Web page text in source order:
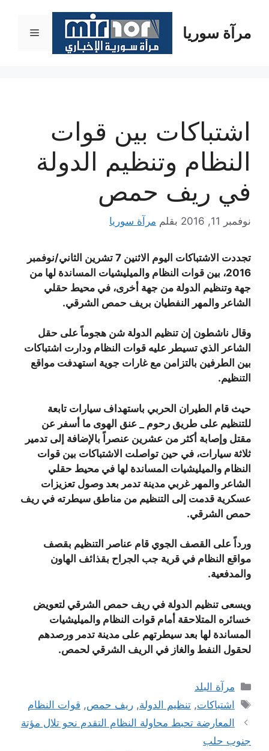
المحتوىمرآة سوريا القائمة
اشتباكات بين قوات
النظام وتنظيم الدولة
في ريف حمص
نوفمبر 11, 2016 بقلم مرآة سوريا
تجددت الاشتباكات اليوم الاثنين 7 تشرين الثاني/نوفمبر
2016، بين قوات النظام والميليشيات المساندة لها من
جهة وتنظيم الدولة من جهة أخرى، في محيط حقلي
الشاعر والمهر النفطيان بريف حمص الشرقي.
وقال ناشطون إن تنظيم الدولة شن هجوماً على حقل
الشاعر الذي تسيطر عليه قوات النظام ودارت اشتباكات
بين الطرفين بالتزامن مع غارات جوية استهدفت مواقع
التنظيم.
حيث قام الطيران الحربي باستهداف سيارات تابعة
للتنظيم على طريق رحوم _ عنق الهوى ما أسفر عن
مقتل وإصابة أكثر من عشرين عنصراً بالإضافة إلى تدمير
ثلاثة سيارات، في حين تواصلت الاشتباكات بين قوات
النظام والميليشيات المساندة لها في محيط حقلي
الشاعر والمهر غربي مدينة تدمر بعد وصول تعزيزات
عسكرية قدمت إلى التنظيم من مناطق سيطرته في ريف
حمص الشرقي.
ورداً على القصف الجوي قام عناصر التنظيم بقصف
مواقع النظام في قرية جب الجراح بقذائف الهاون
والمدفعية.
ويسعى تنظيم الدولة في ريف حمص الشرقي لتعويض
خسائره المتلاحقة أمام قوات النظام والميليشيات
المساندة لها بعد سيطرتهم على مدينة تدمر ورصدهم
لحقول النفط والغاز في الريف الشرقي لحمص.
التصنيفات
مرآة البلد
الوسوم
اشتباكات,تنظيم الدولة,ريف حمص, قوات النظام
المعارضة تحبط محاولة النظام التقدم نحو تلال مؤتة
جنوب حلب